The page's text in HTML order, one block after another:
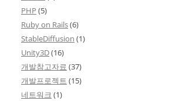
PHP (5)
Ruby on Rails(6)
StableDiffusion (1)
Unity3D(16)
개발참고자료 (37)
개발프로젝트 (15)
네트워크 (1)